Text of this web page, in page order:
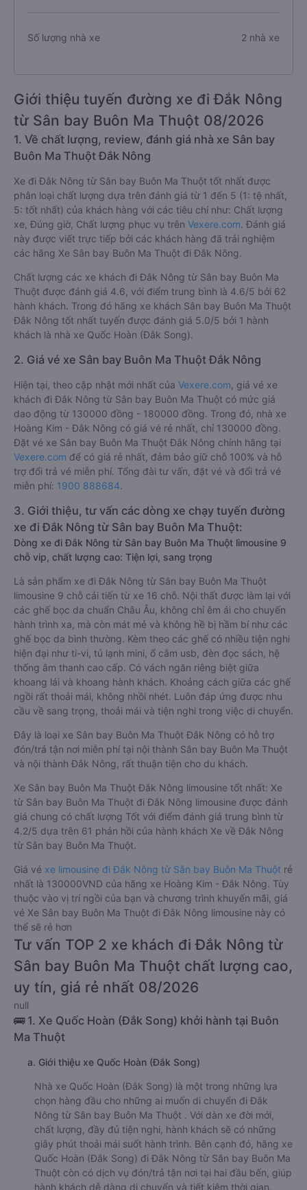
Số lượng nhà xe 2 nhà xe
Giới thiệu tuyến đường xe đi Đắk Nông
từ Sân bay Buôn Ma Thuột 08/2026
1. Về chất lượng, review, đánh giá nhà xe Sân bay
Buôn Ma Thuột Đắk Nông
Xe đi Đắk Nông từ Sân bay Buôn Ma Thuột tốt nhất được
phân loại chất lượng dựa trên đánh giá từ 1 đến 5 (1: tệ nhất,
5: tốt nhất) của khách hàng với các tiêu chí như: Chất lượng
xe, Đúng giờ, Chất lượng phục vụ trên Vexere.com. Đánh giá
này được viết trực tiếp bởi các khách hàng đã trải nghiệm
các hãng Xe Sân bay Buôn Ma Thuột đi Đắk Nông.
Chất lượng các xe khách đi Đắk Nông từ Sân bay Buôn Ma
Thuột được đánh giá 4.6, với điểm trung bình là 4.6/5 bởi 62
hành khách. Trong đó hãng xe khách Sân bay Buôn Ma Thuột
Đắk Nông tốt nhất tuyến được đánh giá 5.0/5 bởi 1 hành
khách là nhà xe Quốc Hoàn (Đắk Song).
2. Giá vé xe Sân bay Buôn Ma Thuột Đắk Nông
Hiện tại, theo cập nhật mới nhất của Vexere.com , giá vé xe
khách đi Đắk Nông từ Sân bay Buôn Ma Thuột có mức giá
dao động từ 130000 đồng - 180000 đồng. Trong đó, nhà xe
Hoàng Kim - Đắk Nông có giá vé rẻ nhất, chỉ 130000 đồng.
Đặt vé xe Sân bay Buôn Ma Thuột Đắk Nông chính hãng tại
Vexere.com để có giá rẻ nhất, đảm bảo giữ chỗ 100% và hỗ
trợ đổi trả vé miễn phí. Tổng đài tư vấn, đặt vé và đổi trả vé
miễn phí: 1900 888684.
3. Giới thiệu, tư vấn các dòng xe chạy tuyến đường
xe đi Đắk Nông từ Sân bay Buôn Ma Thuột:
Dòng xe đi Đắk Nông từ Sân bay Buôn Ma Thuột limousine 9
chỗ vip, chất lượng cao: Tiện lợi, sang trọng
Là sản phẩm xe đi Đắk Nông từ Sân bay Buôn Ma Thuột
limousine 9 chỗ cải tiến từ xe 16 chỗ. Nội thất được làm lại với
các ghế bọc da chuẩn Châu Âu, không chỉ êm ái cho chuyến
hành trình xa, mà còn mát mẻ và không hề bị hầm bí như các
ghế bọc da bình thường. Kèm theo các ghế có nhiều tiện nghi
hiện đại như ti-vi, tủ lạnh mini, ổ cắm usb, đèn đọc sách, hệ
thống âm thanh cao cấp. Có vách ngăn riêng biệt giữa
khoang lái và khoang hành khách. Khoảng cách giữa các ghế
ngồi rất thoải mái, không nhồi nhét. Luôn đáp ứng được nhu
cầu về sang trọng, thoải mái và tiện nghi trong việc di chuyển.
Đây là loại xe Sân bay Buôn Ma Thuột Đắk Nông có hỗ trợ
đón/trả tận nơi miễn phí tại nội thành Sân bay Buôn Ma Thuột
và nội thành Đắk Nông, rất thuận tiện cho du khách.
Xe Sân bay Buôn Ma Thuột Đắk Nông limousine tốt nhất: Xe
từ Sân bay Buôn Ma Thuột đi Đắk Nông limousine được đánh
giá chung có chất lượng Tốt với điểm đánh giá trung bình từ
4.2/5 dựa trên 61 phản hồi của hành khách Xe về Đắk Nông
từ Sân bay Buôn Ma Thuột.
Giá vé xe limousine đi Đắk Nông từ Sân bay Buôn Ma Thuột rẻ
nhất là 130000VND của hãng xe Hoàng Kim - Đắk Nông. Tùy
thuộc vào vị trí ngồi của bạn và chương trình khuyến mãi, giá
vé Xe Sân bay Buôn Ma Thuột đi Đắk Nông limousine này có
thể sẽ rẻ hơn
Tư vấn TOP 2 xe khách đi Đắk Nông từ
Sân bay Buôn Ma Thuột chất lượng cao,
uy tín, giá rẻ nhất 08/2026
null
🚌 1. Xe Quốc Hoàn (Đắk Song) khởi hành tại Buôn
Ma Thuột
a. Giới thiệu xe Quốc Hoàn (Đắk Song)
Nhà xe Quốc Hoàn (Đắk Song) là một trong những lựa
chọn hàng đầu cho những ai muốn di chuyển đi Đắk
Nông từ Sân bay Buôn Ma Thuột . Với dàn xe đời mới,
chất lượng, đầy đủ tiện nghi, hành khách sẽ có những
giây phút thoải mái suốt hành trình. Bên cạnh đó, hãng xe
Quốc Hoàn (Đắk Song) đi Đắk Nông từ Sân bay Buôn Ma
Thuột còn có dịch vụ đón/trả tận nơi tại hai đầu bến, giúp
hành khách dễ dàng di chuyển và tiết kiệm thời gian.